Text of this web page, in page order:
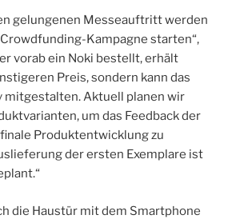
gelungenen Messeauftritt werden
Kampagne starten“,
vorab ein Noki bestellt, erhält
Preis, sondern kann das
mitgestalten. Aktuell planen wir
um das Feedback der
Produktentwicklung zu
der ersten Exemplare ist
die Haustür mit dem Smartphone